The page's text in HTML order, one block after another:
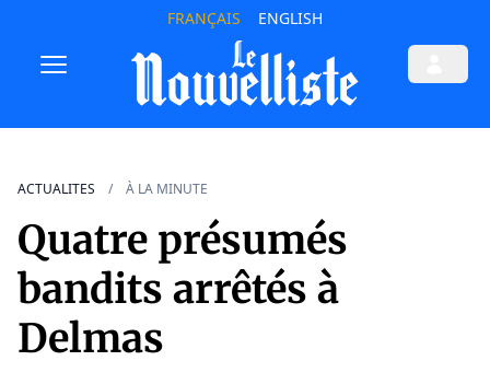
FRANÇAIS ENGLISH
ACTUALITES À LA MINUTE
Quatre présumés
bandits arrêtés à
Delmas